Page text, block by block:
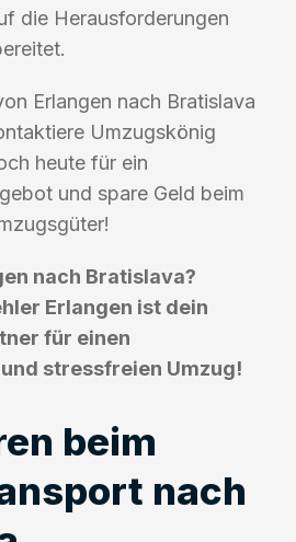
die Herausforderungen
Erlangen nach Bratislava
Umzugskönig
heute für ein
und spare Geld beim
nach Bratislava?
Erlangen ist dein
für einen
stressfreien Umzug!
beim
nach